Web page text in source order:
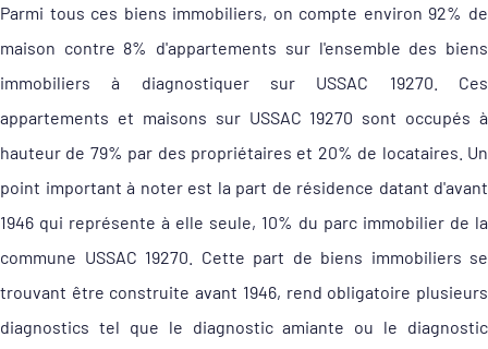
Parmi tous ces biens immobiliers, on compte environ 92% de
maison contre 8% d'appartements sur l'ensemble des biens
immobiliers à diagnostiquer sur USSAC 19270. Ces
appartements et maisons sur USSAC 19270 sont occupés à
hauteur de 79% par des propriétaires et 20% de locataires. Un
point important à noter est la part de résidence datant d'avant
1946 qui représente à elle seule, 10% du parc immobilier de la
commune USSAC 19270. Cette part de biens immobiliers se
trouvant être construite avant 1946, rend obligatoire plusieurs
diagnostics tel que le diagnostic amiante ou le diagnostic